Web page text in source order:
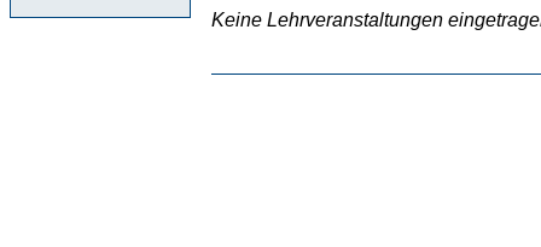
Keine Lehrveranstaltungen